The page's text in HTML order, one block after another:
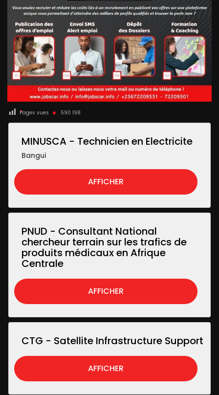
Pages vues 590 198
MINUSCA - Technicien en Electricite
Bangui
AFFICHER
PNUD - Consultant National
chercheur terrain sur les trafics de
produits médicaux en Afrique
Centrale
AFFICHER
CTG - Satellite Infrastructure Support
AFFICHER